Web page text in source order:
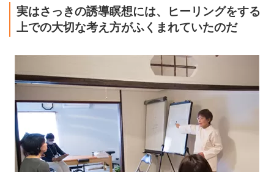
実はさっきの誘導瞑想には、ヒーリングをする
上での大切な考え方がふくまれていたのだ